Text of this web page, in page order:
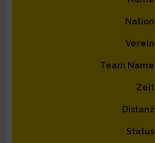
Nation
Verein
Team Name
Zeit
Distanz
Status